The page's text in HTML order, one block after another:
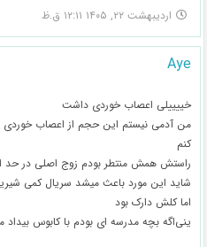
اردیبهشت ۲۲, ۱۴۰۵ ۱۲:۱۱ ق.ظ
Aye
خییییلی اعصاب خوردی داشت
من آدمی نیستم این حجم از اعصاب خوردی
کنم
راستش همش منتطر بودم زوج اصلی در حد
شاید این مورد باعث میشد سریال کمی
اما کلش دارک بود
ینی‌اگه بچه مدرسه ای بودم با کابوس